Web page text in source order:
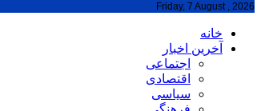
Friday, 7 August , 2026
خانه
آخرین اخبار
اجتماعی
اقتصادی
سیاسی